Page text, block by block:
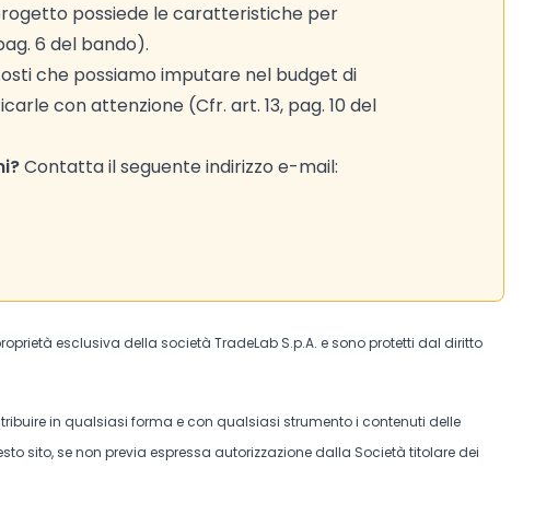
possiede le caratteristiche per
6 del bando).
che possiamo imputare nel budget di
con attenzione (Cfr. art. 13, pag. 10 del
Contatta il seguente indirizzo e-mail:
esclusiva della società TradeLab S.p.A. e sono protetti dal diritto
in qualsiasi forma e con qualsiasi strumento i contenuti delle
sito, se non previa espressa autorizzazione dalla Società titolare dei